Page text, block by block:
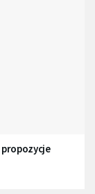
propozycje